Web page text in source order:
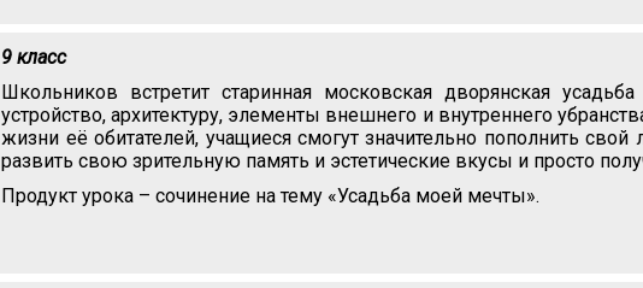
9 класс
Школьников встретит старинная московская дворянская
устройство, архитектуру, элементы внешнего и внутреннего
жизни её обитателей, учащиеся смогут значительно пополнить свой
развить свою зрительную память и эстетические вкусы и просто
Продукт урока – сочинение на тему «Усадьба моей мечты».